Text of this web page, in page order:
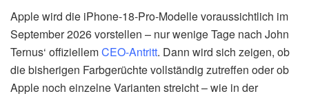
Apple wird die iPhone-18-Pro-Modelle voraussichtlich im
September 2026 vorstellen – nur wenige Tage nach John
Ternus‘ offiziellemCEO-Antritt. Dann wird sich zeigen, ob
die bisherigen Farbgerüchte vollständig zutreffen oder ob
Apple noch einzelne Varianten streicht – wie in der